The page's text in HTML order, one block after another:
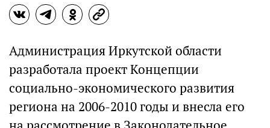
Администрация Иркутской области
разработала проект Концепции
социально-экономического развития
региона на 2006-2010 годы и внесла его